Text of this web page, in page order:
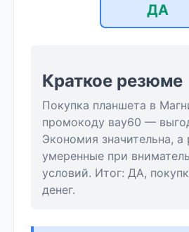
ДА
Краткое резюме
Покупка планшета в
промокоду вау60 —
Экономия значительна, а
умеренные при
условий. Итог: ДА,
денег.